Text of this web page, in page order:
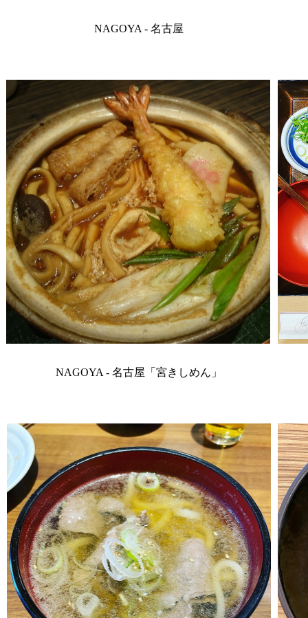
NAGOYA - 名古屋
NAGOYA - 名古屋「宮きしめん」